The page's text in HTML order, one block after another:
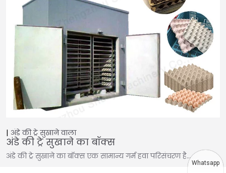
अंडे की ट्रे सुखाने वाला
अंडे की ट्रे सुखाने का बॉक्स
अंडे की ट्रे सुखाने का बॉक्स एक सामान्य गर्म हवा परिसंचरण है…
Whatsapp